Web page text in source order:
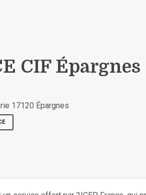
CIF Épargnes
17120 Épargnes